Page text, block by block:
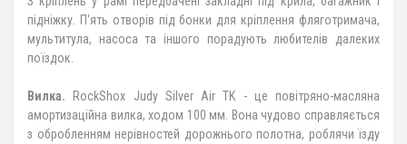
підніжку. П'ять отворів під бонки для кріплення фляготримача,
мультитула, насоса та іншого порадують любителів далеких
поїздок.
Вилка. RockShox Judy Silver Air TK - це повітряно-масляна
амортизаційна вилка, ходом 100 мм. Вона чудово справляється
з обробленням нерівностей дорожнього полотна, роблячи їзду